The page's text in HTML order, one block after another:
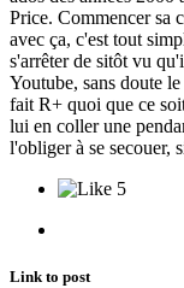
Price. Commencer sa
avec ça, c'est tout
s'arrêter de sitôt vu
Youtube, sans doute
fait R+ quoi que ce
lui en coller une
l'obliger à se secouer,
5
Link to post